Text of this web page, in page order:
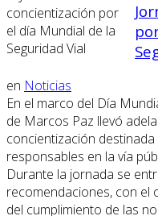
en Noticias
En el marco del Día
de Marcos Paz llevó
concientización
responsables en la vía
Durante la jornada se
recomendaciones, con el
del cumplimiento de las